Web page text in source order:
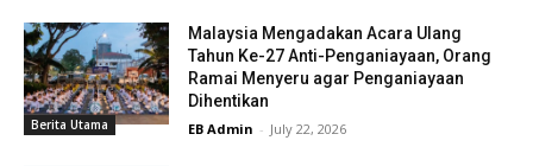
Berita Utama
Malaysia Mengadakan Acara Ulang
Tahun Ke-27 Anti-Penganiayaan, Orang
Ramai Menyeru agar Penganiayaan
Dihentikan
EB Admin - July 22, 2026